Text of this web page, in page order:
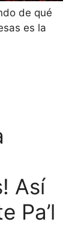
de qué
es la
Así
Pa’l